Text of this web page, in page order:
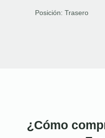
Posición: Trasero
¿Cómo